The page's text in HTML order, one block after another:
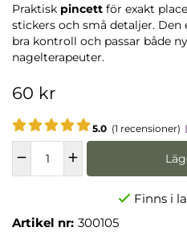
Praktisk pincett för exakt
stickers och små detaljer.
bra kontroll och passar både
nagelterapeuter.
60 kr
5.0 (1 recensioner)
Finns i
Artikel nr: 300105